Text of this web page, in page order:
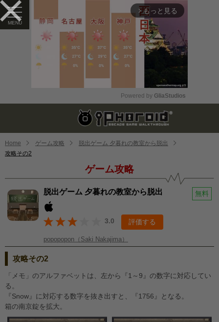
arrow_forward_ios もっと見る
Mute
Powered by GliaStudios
Home ゲーム攻略
脱出ゲーム 夕暮れの教室から脱出
攻略その2
ゲーム攻略
脱出ゲーム 夕暮れの教室から脱出 無料
3.0 評価する
popopopon（Saki Nakajima）
攻略その2
「メモ」のアルファベットは、左から『1～9』の数字に対応してい
る。
『Snow』に対応する数字を抜き出すと、『1756』となる。
箱の南京錠を拡大。